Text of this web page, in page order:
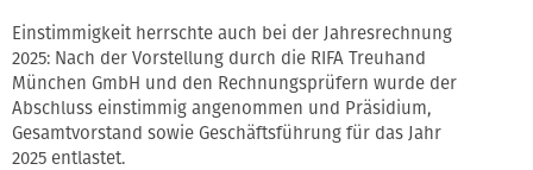
Einstimmigkeit herrschte auch bei der Jahresrechnung
2025: Nach der Vorstellung durch die RIFA Treuhand
München GmbH und den Rechnungsprüfern wurde der
Abschluss einstimmig angenommen und Präsidium,
Gesamtvorstand sowie Geschäftsführung für das Jahr
2025 entlastet.